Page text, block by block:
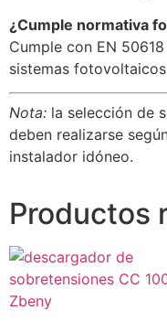
¿Cumple normativa
Cumple con EN
sistemas
Nota: la selección de
deben realizarse
instalador idóneo.
Productos